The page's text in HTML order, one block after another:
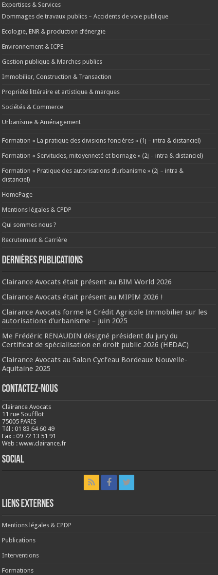
Expertises & Services
Dommages de travaux publics – Accidents de voie publique
Ecologie, ENR & production d’énergie
Environnement & ICPE
Gestion publique & Marches publics
Immobilier, Construction & Transaction
Propriété littéraire et artistique & marques
Sociétés & Commerce
Urbanisme & Aménagement
Formation « La pratique des divisions foncières » (1j – intra & distanciel)
Formation « Servitudes, mitoyenneté et bornage » (2j – intra & distanciel)
Formation « Pratique des autorisations d’urbanisme » (2j – intra &
distanciel)
HomePage
Mentions légales & CPDP
Qui sommes nous ?
Recrutement & Carrière
Dernières publications
Clairance Avocats était présent au BIM World 2026
Clairance Avocats était présent au MIPIM 2026 !
Clairance Avocats forme le Crédit Agricole Immobilier sur les
autorisations d’urbanisme – juin 2025
Me Frédéric RENAUDIN désigné président du jury du
Certificat de spécialisation en droit public 2026 (HEDAC)
Clairance Avocats au Salon Cycl’eau Bordeaux Nouvelle-
Aquitaine 2025
Contactez-nous
Clairance Avocats
11 rue Soufflot
75005 PARIS
Tél : 01 83 64 60 49
Fax : 09 72 13 51 91
Web : www.clairance.fr
Social
LIENS EXTERNES
Mentions légales & CPDP
Publications
Interventions
Formations